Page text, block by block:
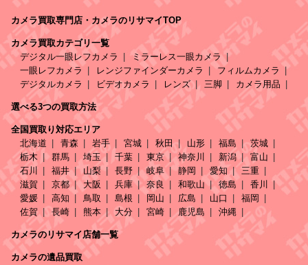
カメラ買取専門店・カメラのリサマイTOP
カメラ買取カテゴリ一覧
デジタル一眼レフカメラ
ミラーレス一眼カメラ
一眼レフカメラ
レンジファインダーカメラ
フィルムカメラ
デジタルカメラ
ビデオカメラ レンズ 三脚 カメラ用品
選べる3つの買取方法
全国買取り対応エリア
北海道
青森 岩手 宮城 秋田 山形 福島
茨城
栃木
群馬 埼玉 千葉 東京 神奈川 新潟
富山
石川
福井 山梨 長野 岐阜 静岡 愛知
三重
滋賀
京都 大阪 兵庫 奈良 和歌山 徳島
香川
愛媛
高知 鳥取 島根 岡山 広島 山口
福岡
佐賀
長崎 熊本 大分 宮崎 鹿児島 沖縄
カメラのリサマイ店舗一覧
カメラの遺品買取